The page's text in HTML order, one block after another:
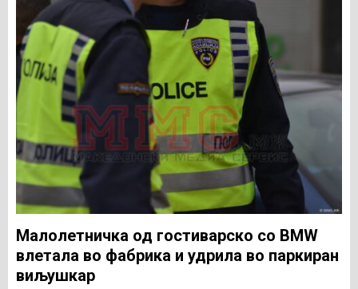
Малолетничка од гостиварско со BMW
влетала во фабрика и удрила во паркиран
виљушкар